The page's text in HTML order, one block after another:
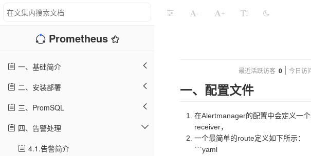
Prometheus
一、基础简介
二、安装部署
三、PromSQL
四、告警处理
4.1.告警简介
- +
最近活跃访客 0 今日访
一、配置文件
在Alertmanager的配置中会定义一
receiver，
一个最简单的route定义如下所示：
```yaml